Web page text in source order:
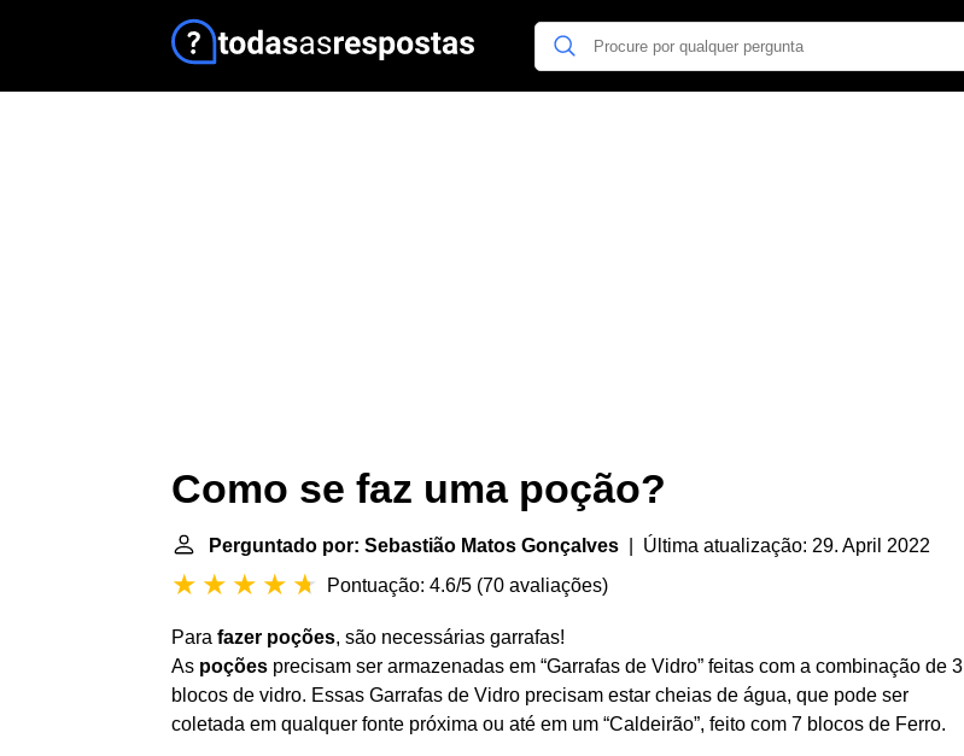
Como se faz uma poção?
Perguntado por: Sebastião Matos Gonçalves | Última atualização: 29. April 2022
Pontuação: 4.6/5 (70 avaliações)
Para fazer poções, são necessárias garrafas!
As poções precisam ser armazenadas em “Garrafas de Vidro” feitas com a combinação de 3
blocos de vidro. Essas Garrafas de Vidro precisam estar cheias de água, que pode ser
coletada em qualquer fonte próxima ou até em um “Caldeirão”, feito com 7 blocos de Ferro.